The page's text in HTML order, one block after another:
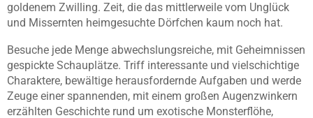
goldenem Zwilling. Zeit, die das mittlerweile vom Unglück
und Missernten heimgesuchte Dörfchen kaum noch hat.
Besuche jede Menge abwechslungsreiche, mit Geheimnissen
gespickte Schauplätze. Triff interessante und vielschichtige
Charaktere, bewältige herausfordernde Aufgaben und werde
Zeuge einer spannenden, mit einem großen Augenzwinkern
erzählten Geschichte rund um exotische Monsterflöhe,